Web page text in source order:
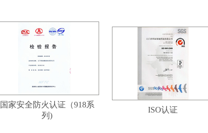
国家安全防火认证（918系
列)
ISO认证